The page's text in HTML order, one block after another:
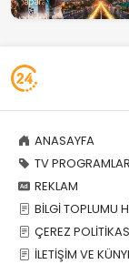
ANASAYFA
TV
REKLAM
BİLGİ TOPLUMU
ÇEREZ
İLETİŞİM VE